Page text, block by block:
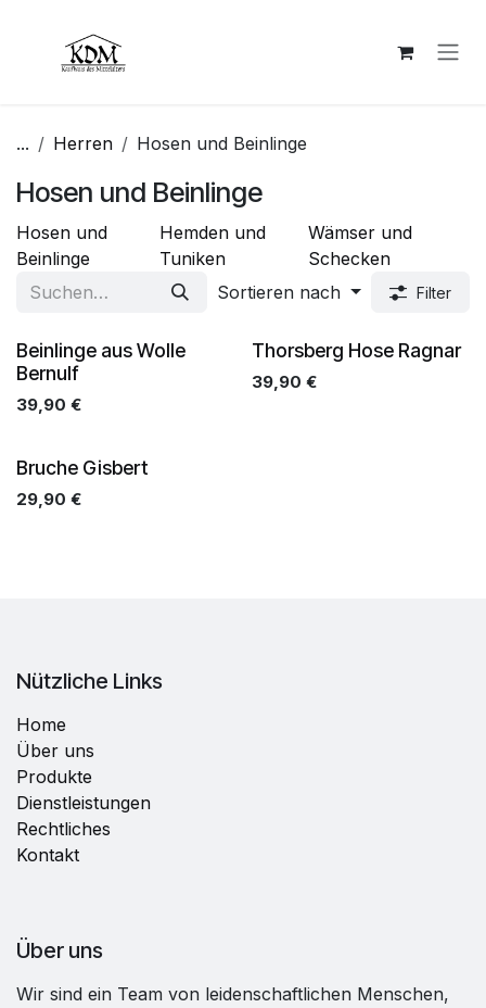
... Herren Hosen und Beinlinge
Hosen und Beinlinge
Hosen und
Beinlinge
Hemden und
Tuniken
Wämser und
Schecken
Sortieren nach
Filter
Beinlinge aus Wolle
Bernulf
39,90 €
Thorsberg Hose Ragnar
39,90 €
Bruche Gisbert
29,90 €
Nützliche Links
Home
Über uns
Produkte
Dienstleistungen
Rechtliches
Kontakt
Über uns
Wir sind ein Team von leidenschaftlichen Menschen,